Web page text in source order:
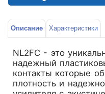
Описание Характеристики
NL2FC - это
надежный
контакты которые
плотность и